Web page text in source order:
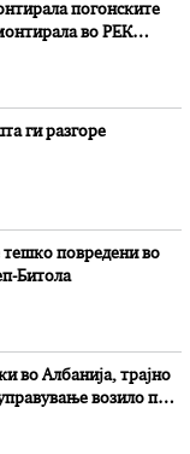
погонските
во РЕК
ги разгоре
тешко повредени во
Битола
во Aлбанија, трајно
возило под